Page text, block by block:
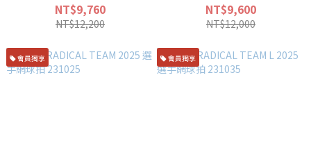
NT$9,760
NT$12,200
NT$9,600
NT$12,000
會員獨享 會員獨享